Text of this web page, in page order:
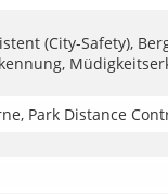
(City-Safety),
Park Distance